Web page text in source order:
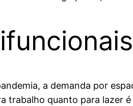
a demanda por
trabalho quanto para lazer